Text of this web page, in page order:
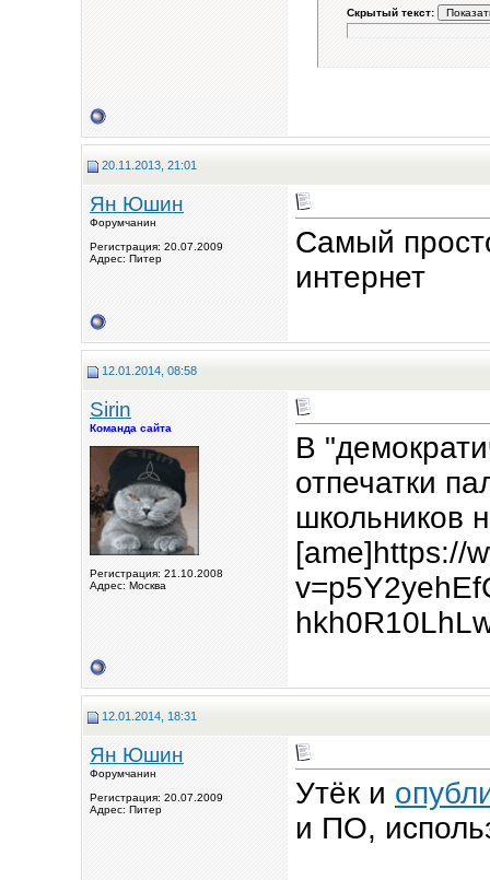
Скрытый текст:
20.11.2013, 21:01
Ян Юшин
Форумчанин
Регистрация: 20.07.2009
Адрес: Питер
Самый
интернет
12.01.2014, 08:58
Sirin
Команда сайта
Регистрация: 21.10.2008
Адрес: Москва
В
отпечатки
школьников
[ame]https://
12.01.2014, 18:31
Ян Юшин
Форумчанин
Регистрация: 20.07.2009
Адрес: Питер
Утёк и
и ПО,